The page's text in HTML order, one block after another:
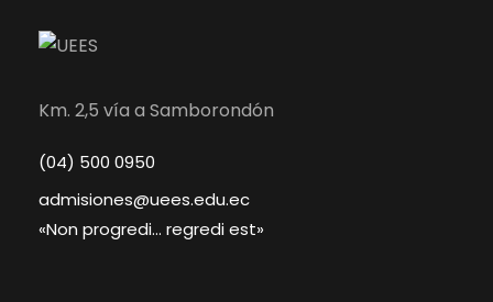
Km. 2,5 vía a Samborondón
(04) 500 0950
admisiones@uees.edu.ec
«Non progredi… regredi est»